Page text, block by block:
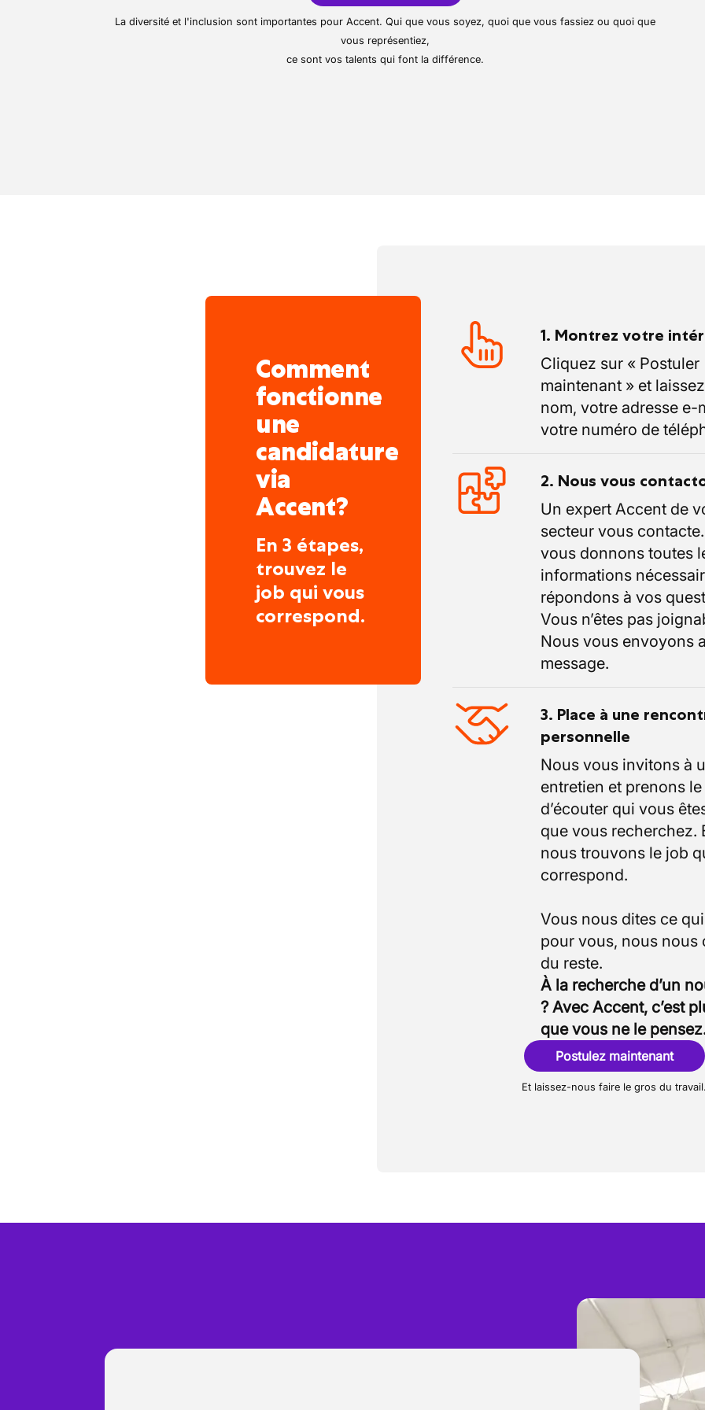
Effectuer lesretours produits, échanges et remboursements
remises de prix et promotions
un service de proximité
La diversité et l'inclusion sont importantes pour Accent. Qui que vous soyez, quoi que vous fassiez ou quoi que
vous représentiez,
ce sont vos talents qui font la différence.
Comment
fonctionne
une
candidature
via
Accent?
En 3 étapes,
trouvez le
job qui vous
correspond.
1. Montrez votre
Cliquez sur « Postuler
maintenant » et
nom, votre adresse e-
votre numéro de
2. Nous vous
Un expert Accent de
secteur vous
vous donnons toutes
informations
répondons à vos
Vous n’êtes pas
Nous vous envoyons
message.
3. Place à une
personnelle
Nous vous invitons à
entretien et prenons
d’écouter qui vous
que vous recherchez.
nous trouvons le job
correspond.
Vous nous dites ce
pour vous, nous nous
À la recherche d’un
? Avec Accent, c’est
que vous ne le
Postulez maintenant
Et laissez-nous faire le gros du